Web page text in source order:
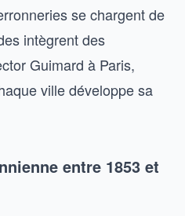
se chargent de
intègrent des
Guimard à Paris,
ville développe sa
entre 1853 et